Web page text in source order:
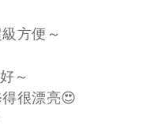
方便～
～
很漂亮😍